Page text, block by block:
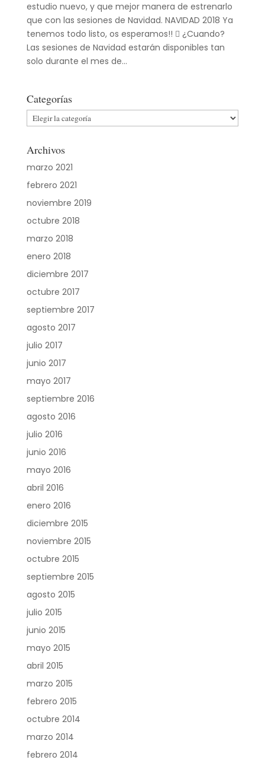
estudio nuevo, y que mejor manera de estrenarlo
que con las sesiones de Navidad. NAVIDAD 2018 Ya
tenemos todo listo, os esperamos!!  ¿Cuando?
Las sesiones de Navidad estarán disponibles tan
solo durante el mes de...
Categorías
Categorías
Archivos
marzo 2021
febrero 2021
noviembre 2019
octubre 2018
marzo 2018
enero 2018
diciembre 2017
octubre 2017
septiembre 2017
agosto 2017
julio 2017
junio 2017
mayo 2017
septiembre 2016
agosto 2016
julio 2016
junio 2016
mayo 2016
abril 2016
enero 2016
diciembre 2015
noviembre 2015
octubre 2015
septiembre 2015
agosto 2015
julio 2015
junio 2015
mayo 2015
abril 2015
marzo 2015
febrero 2015
octubre 2014
marzo 2014
febrero 2014